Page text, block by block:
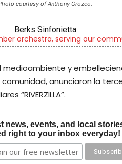
courtesy of Anthony Orozco.
Berks Sinfonietta
orchestra, serving our
y
anunciaron la
“RIVERZILLA”.
news, events, and local
right to your inbox everyday!